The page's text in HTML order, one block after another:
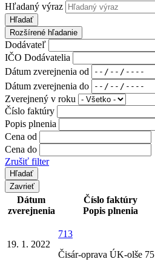
Hľadaný výraz
Hľadať
Rozšírené hľadanie
Dodávateľ
IČO Dodávatelia
Dátum zverejnenia od
Dátum zverejnenia do
Zverejnený v roku
Číslo faktúry
Popis plnenia
Cena od
Cena do
Zrušiť filter
Zavrieť
Dátum
zverejnenia
Číslo faktúry
Popis plnenia
19. 1. 2022
713
Čisár-oprava ÚK-olše 75